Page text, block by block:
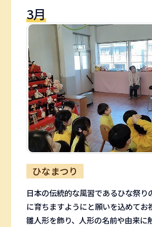
3月
ひなまつり
日本の伝統的な風習であるひな祭り
に育ちますようにと願いを込めてお
雛人形を飾り、人形の名前や由来に